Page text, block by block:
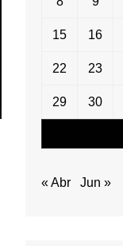
15 16
22 23
29 30
« Abr Jun »